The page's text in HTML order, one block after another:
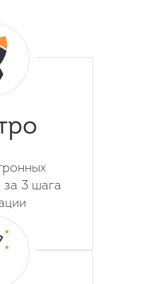
за 3 шага